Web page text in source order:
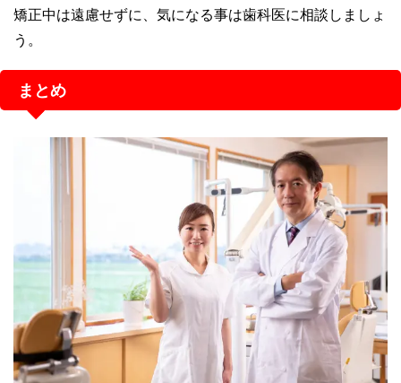
矯正中は遠慮せずに、気になる事は歯科医に相談しましょ
う。
まとめ